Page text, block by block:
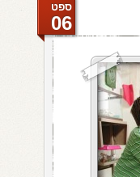
ספט
06